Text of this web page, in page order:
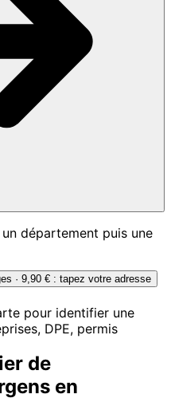
département puis une
· 9,90 € : tapez votre adresse
pour identifier une
DPE, permis
de
en